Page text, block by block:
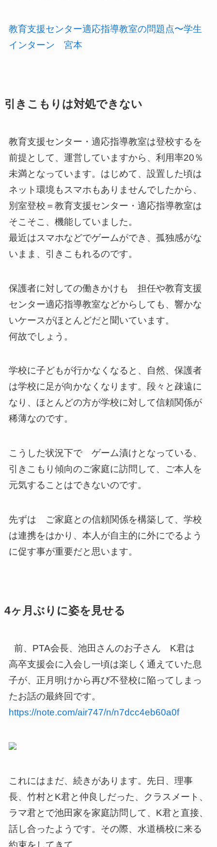
教育支援センター適応指導教室の問題点〜学生
インターン 宮本
引きこもりは対処できない
教育支援センター・適応指導教室は登校するを
前提として、運営していますから、利用率20％
未満となっています。はじめて、設置した頃は
ネット環境もスマホもありませんでしたから、
別室登校＝教育支援センター・適応指導教室は
そこそこ、機能していました。
最近はスマホなどでゲームができ、孤独感がな
いまま、引きこもれるのです。
保護者に対しての働きかけも 担任や教育支援
センター適応指導教室などからしても、響かな
いケースがほとんどだと聞いています。
何故でしょう。
学校に子どもが行かなくなると、自然、保護者
は学校に足が向かなくなります。段々と疎遠に
なり、ほとんどの方が学校に対して信頼関係が
稀薄なのです。
こうした状況下で ゲーム漬けとなっている、
引きこもり傾向のご家庭に訪問して、ご本人を
元気することはできないのです。
先ずは ご家庭との信頼関係を構築して、学校
は連携をはかり、本人が自主的に外にでるよう
に促す事が重要だと思います。
4ヶ月ぶりに姿を見せる
前、PTA会長、池田さんのお子さん K君は
高卒支援会に入会し一頃は楽しく通えていた息
子が、正月明けから再び不登校に陥ってしまっ
たお話の最終回です。
https://note.com/air747/n/n7dcc4eb60a0f
これにはまだ、続きがあります。先日、理事
長、竹村とK君と仲良しだった、クラスメート、
ラマ君とで池田家を家庭訪問して、K君と直接、
話し合ったようです。その際、水道橋校に来る
約束をしてきて、